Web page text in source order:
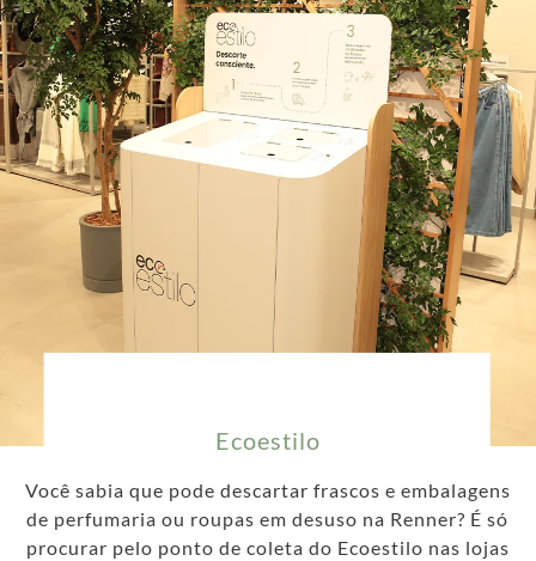
Ecoestilo
Você sabia que pode descartar frascos e embalagens
de perfumaria ou roupas em desuso na Renner? É só
procurar pelo ponto de coleta do Ecoestilo nas lojas